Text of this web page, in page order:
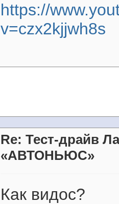
https://
v=czx2kjjwh8s
Re: Тест-драйв
«АВТОНЬЮС»
Как видос?